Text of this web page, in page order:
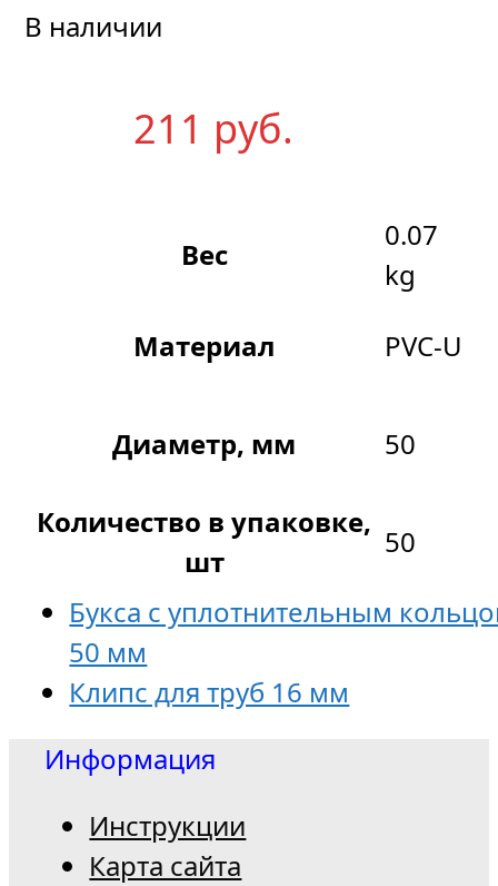
В наличии
211 руб.
Вес
0.07
kg
Материал
PVC-U
Диаметр, мм 50
Количество в упаковке,
шт
50
Букса с уплотнительным
50 мм
Клипс для труб 16 мм
Информация
Инструкции
Карта сайта